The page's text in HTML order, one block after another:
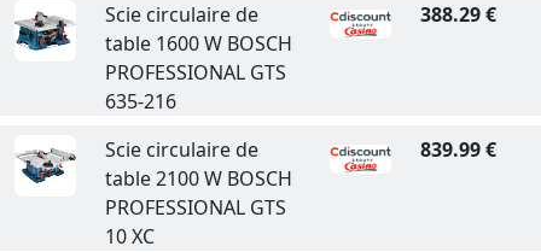
Scie circulaire de
table 1600 W BOSCH
PROFESSIONAL GTS
635-216
388.29 €
Scie circulaire de
table 2100 W BOSCH
PROFESSIONAL GTS
10 XC
839.99 €